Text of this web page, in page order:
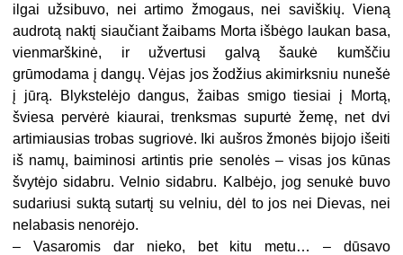
ilgai užsibuvo, nei artimo žmogaus, nei saviškių. Vieną
audrotą naktį siaučiant žaibams Morta išbėgo laukan basa,
vienmarškinė, ir užvertusi galvą šaukė kumščiu
grūmodama į dangų. Vėjas jos žodžius akimirksniu nunešė
į jūrą. Blykstelėjo dangus, žaibas smigo tiesiai į Mortą,
šviesa pervėrė kiaurai, trenksmas supurtė žemę, net dvi
artimiausias trobas sugriovė. Iki aušros žmonės bijojo išeiti
iš namų, baiminosi artintis prie senolės – visas jos kūnas
švytėjo sidabru. Velnio sidabru. Kalbėjo, jog senukė buvo
sudariusi suktą sutartį su velniu, dėl to jos nei Dievas, nei
nelabasis nenorėjo.
– Vasaromis dar nieko, bet kitu metu… – dūsavo